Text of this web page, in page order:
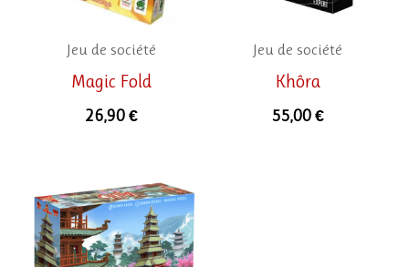
Jeu de société
Magic Fold
26,90€
Jeu de société
Khôra
55,00 €